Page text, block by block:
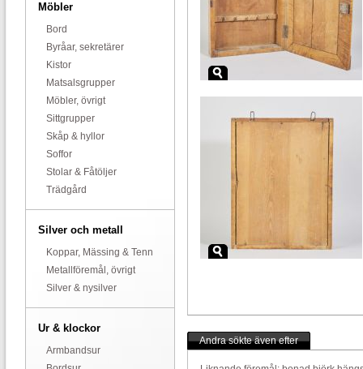
Möbler
Bord
Byråar, sekretärer
Kistor
Matsalsgrupper
Möbler, övrigt
Sittgrupper
Skåp & hyllor
Soffor
Stolar & Fåtöljer
Trädgård
Silver och metall
Koppar, Mässing & Tenn
Metallföremål, övrigt
Silver & nysilver
Ur & klockor
Armbandsur
Andra sökte även efter